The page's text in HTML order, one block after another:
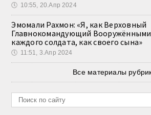
🕔 10:55, 20.Апр 2024
Эмомали Рахмон: «Я, как Верховный
Главнокомандующий
каждого солдата, как своего сына»
🕔 11:51, 3.Апр 2024
Все материалы